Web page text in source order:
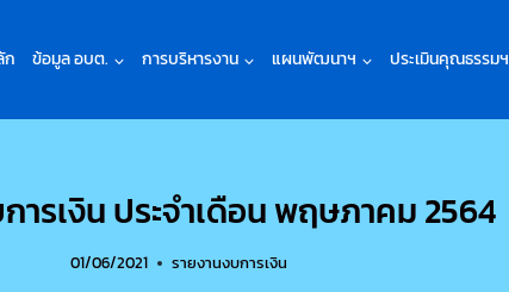
ก ข้อมูล อบต. การบริหารงาน แผนพัฒนาฯ ประเมินคุณธรรมฯ
ารเงิน ประจำเดือน พฤษภาคม 2564
01/06/2021 รายงานงบการเงิน